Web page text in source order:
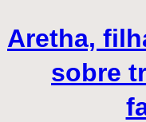
Aretha,
sobre